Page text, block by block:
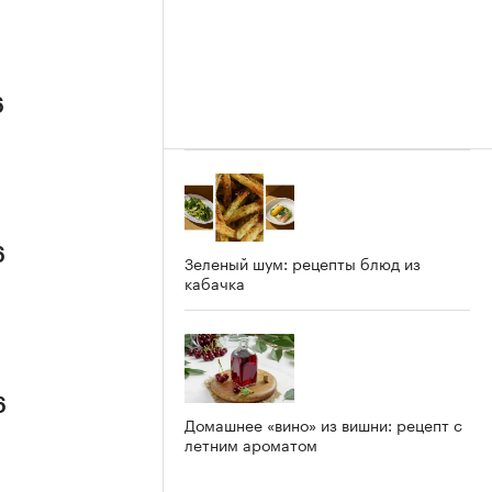
Зеленый шум: рецепты блюд из
кабачка
Домашнее «вино» из вишни: рецепт с
летним ароматом